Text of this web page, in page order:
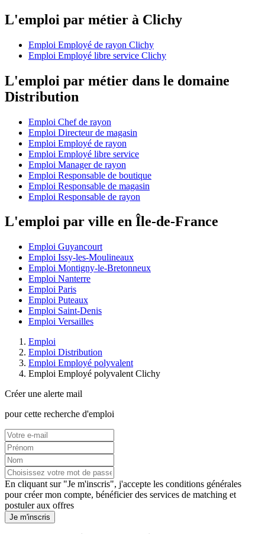
L'emploi par métier à Clichy
Emploi Employé de rayon Clichy
Emploi Employé libre service Clichy
L'emploi par métier dans le domaine
Distribution
Emploi Chef de rayon
Emploi Directeur de magasin
Emploi Employé de rayon
Emploi Employé libre service
Emploi Manager de rayon
Emploi Responsable de boutique
Emploi Responsable de magasin
Emploi Responsable de rayon
L'emploi par ville en Île-de-France
Emploi Guyancourt
Emploi Issy-les-Moulineaux
Emploi Montigny-le-Bretonneux
Emploi Nanterre
Emploi Paris
Emploi Puteaux
Emploi Saint-Denis
Emploi Versailles
Emploi
Emploi Distribution
Emploi Employé polyvalent
Emploi Employé polyvalent Clichy
Créer une alerte mail
pour cette recherche d'emploi
En cliquant sur "Je m'inscris", j'accepte les conditions générales
pour créer mon compte, bénéficier des services de matching et
postuler aux offres
Je m'inscris